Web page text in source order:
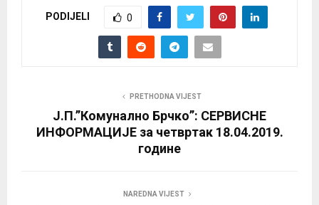
PODIJELI 0
PRETHODNA VIJEST
Ј.П.”Комунално Брчко”: СЕРВИСНЕ
ИНФОРМАЦИЈЕ за четвртак 18.04.2019.
године
NAREDNA VIJEST